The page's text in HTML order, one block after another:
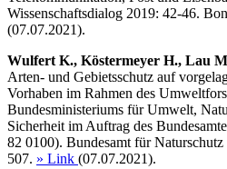
Wissenschaftsdialog 2019: 42-46.
(07.07.2021).
Wulfert K., Köstermeyer H., Lau
Arten- und Gebietsschutz auf
Vorhaben im Rahmen des
Bundesministeriums für Umwelt,
Sicherheit im Auftrag des
82 0100). Bundesamt für
507. » Link (07.07.2021).